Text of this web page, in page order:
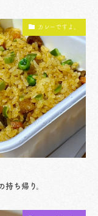
カレーですよ。
ち帰り。